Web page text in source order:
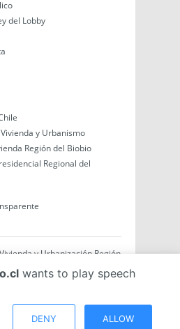
del Lobby
y Urbanismo
Región del Biobio
Regional del
y Urbanización Región
Todo el contenido de este
wants to play speech
DENY ALLOW